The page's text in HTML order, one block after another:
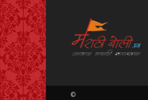
©